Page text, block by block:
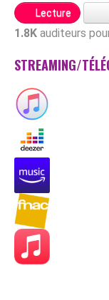
Lecture
1.8K auditeurs
STREAMING/